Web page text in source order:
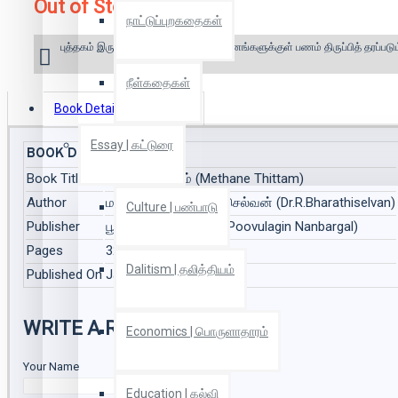
நாட்டுப்புறகதைகள்
நீள்கதைகள்
Essay | கட்டுரை
Culture | பண்பாடு
Dalitism | தலித்தியம்
Economics | பொருளாதாரம்
Education | கல்வி
Out of Stock
புத்தகம் இருப்பில் இல்லை என்றால் 10 தினங்களுக்குள் பணம் திருப்பித்
Book Details
BOOK DETAILS
Book Title
மீத்தேன் திட்டம் (Methane Thittam)
Author
மருத்துவர் இரா.பாரதிசெல்வன் (Dr.R.Bharathiselvan)
Publisher
பூவுலகின் நண்பர்கள் (Poovulagin Nanbargal)
Pages
32
Published On Jan 2014
WRITE A REVIEW
Your Name